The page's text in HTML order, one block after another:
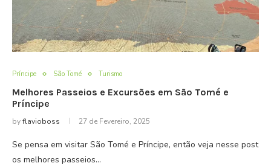
Príncipe São Tomé Turismo
Melhores Passeios e Excursões em São Tomé e
Príncipe
byflavioboss 27 de Fevereiro, 2025
Se pensa em visitar São Tomé e Príncipe, então veja nesse post
os melhores passeios…